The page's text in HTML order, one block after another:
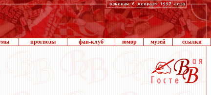
прогнозы фан-клуб юмор музей ссылки